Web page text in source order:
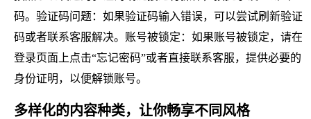
码。验证码问题：如果验证码输入错误，可以尝试刷新验证
码或者联系客服解决。账号被锁定：如果账号被锁定，请在
登录页面上点击“忘记密码”或者直接联系客服，提供必要的
身份证明，以便解锁账号。
多样化的内容种类，让你畅享不同风格